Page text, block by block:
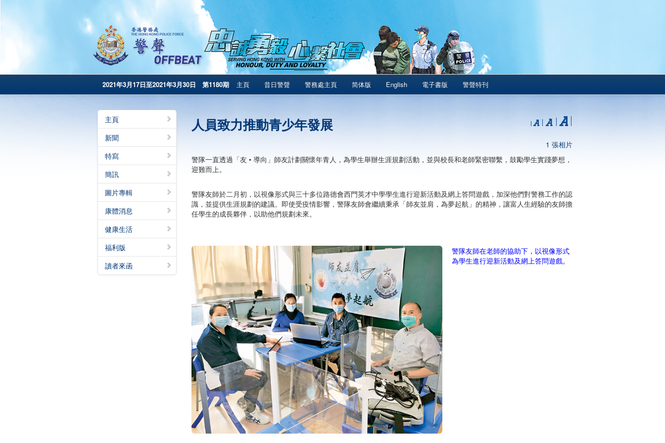
2021年3月17日至2021年3月30日 第1180期 主頁 昔日警聲 警務處主頁 简体版 English 電子書版 警聲特刊
主頁
新聞
特寫
簡訊
圖片專輯
康體消息
健康生活
福利版
讀者來函
人員致力推動青少年發展
1 張相片
警隊一直透過「友 • 導向」師友計劃關懷年青人，為學生舉辦生涯規劃活動，並與校長和老師緊密聯繫，鼓勵學生實踐夢想，
迎難而上。
警隊友師於二月初，以視像形式與三十多位路德會西門英才中學學生進行迎新活動及網上答問遊戲，加深他們對警務工作的認
識，並提供生涯規劃的建議。即使受疫情影響，警隊友師會繼續秉承「師友並肩，為夢起航」的精神，讓富人生經驗的友師擔
任學生的成長夥伴，以助他們規劃未來。
警隊友師在老師的協助下，以視像形式
為學生進行迎新活動及網上答問遊戲。